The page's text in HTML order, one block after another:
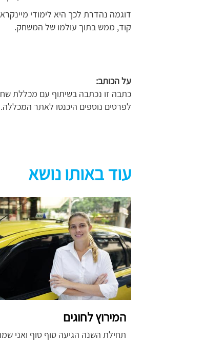
דוגמה נהדרת לכך היא לימודי
קוד, ממש בתוך עולמו של המשחק.
על הכותב:
כתבה זו נכתבה בשיתוף עם מכללת
לפרטים נוספים היכנסו לאתר המכללה.
עוד באותו נושא
המירוץ לחוגים
תחילת השנה הגיעה סוף סוף ואני